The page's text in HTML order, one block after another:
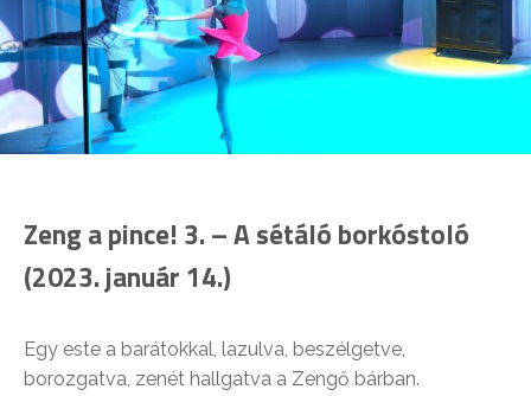
Zeng a pince! 3. – A sétáló borkóstoló
(2023. január 14.)
Egy este a barátokkal, lazulva, beszélgetve,
borozgatva, zenét hallgatva a Zengő bárban.